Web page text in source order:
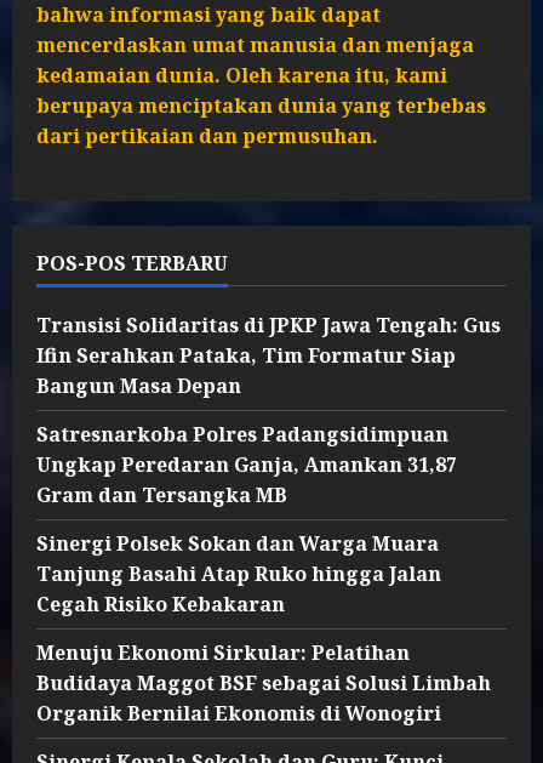
bahwa informasi yang baik dapat
mencerdaskan umat manusia dan menjaga
kedamaian dunia. Oleh karena itu, kami
berupaya menciptakan dunia yang terbebas
dari pertikaian dan permusuhan.
POS-POS TERBARU
Transisi Solidaritas di JPKP Jawa Tengah: Gus
Ifin Serahkan Pataka, Tim Formatur Siap
Bangun Masa Depan
Satresnarkoba Polres Padangsidimpuan
Ungkap Peredaran Ganja, Amankan 31,87
Gram dan Tersangka MB
Sinergi Polsek Sokan dan Warga Muara
Tanjung Basahi Atap Ruko hingga Jalan
Cegah Risiko Kebakaran
Menuju Ekonomi Sirkular: Pelatihan
Budidaya Maggot BSF sebagai Solusi Limbah
Organik Bernilai Ekonomis di Wonogiri